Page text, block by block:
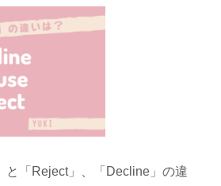
と「Reject」、「Decline」の違